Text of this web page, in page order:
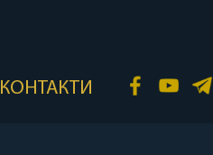
КОНТАКТИ